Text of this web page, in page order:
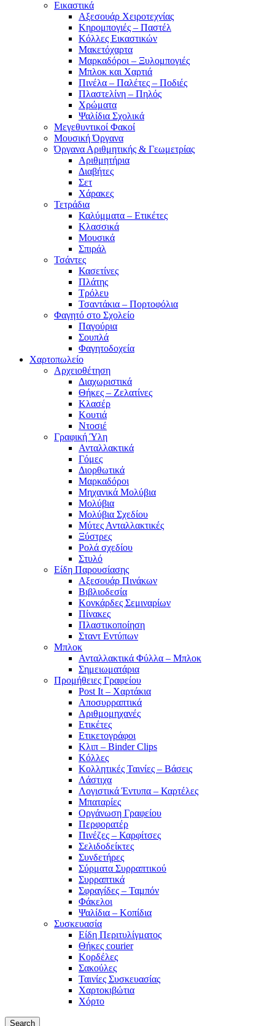
Εικαστικά
Αξεσουάρ Χειροτεχνίας
Κηρομπογιές – Παστέλ
Κόλλες Εικαστικών
Μακετόχαρτα
Μαρκαδόροι – Ξυλομπογιές
Μπλοκ και Χαρτιά
Πινέλα – Παλέτες – Ποδιές
Πλαστελίνη – Πηλός
Χρώματα
Ψαλίδια Σχολικά
Μεγεθυντικοί Φακοί
Μουσική Όργανα
Όργανα Αριθμητικής & Γεωμετρίας
Αριθμητήρια
Διαβήτες
Σετ
Χάρακες
Τετράδια
Καλύμματα – Ετικέτες
Κλασσικά
Μουσικά
Σπιράλ
Τσάντες
Κασετίνες
Πλάτης
Τρόλευ
Τσαντάκια – Πορτοφόλια
Φαγητό στο Σχολείο
Παγούρια
Σουπλά
Φαγητοδοχεία
Χαρτοπωλείο
Αρχειοθέτηση
Διαχωριστικά
Θήκες – Ζελατίνες
Κλασέρ
Κουτιά
Ντοσιέ
Γραφική Ύλη
Ανταλλακτικά
Γόμες
Διορθωτικά
Μαρκαδόροι
Μηχανικά Μολύβια
Μολύβια
Μολύβια Σχεδίου
Μύτες Ανταλλακτικές
Ξύστρες
Ρολά σχεδίου
Στυλό
Είδη Παρουσίασης
Αξεσουάρ Πινάκων
Βιβλιοδεσία
Κονκάρδες Σεμιναρίων
Πίνακες
Πλαστικοποίηση
Σταντ Εντύπων
Μπλοκ
Ανταλλακτικά Φύλλα – Μπλοκ
Σημειωματάρια
Προμήθειες Γραφείου
Post It – Χαρτάκια
Αποσυρραπτικά
Αριθμομηχανές
Ετικέτες
Ετικετογράφοι
Κλιπ – Binder Clips
Κόλλες
Κολλητικές Ταινίες – Βάσεις
Λάστιχα
Λογιστικά Έντυπα – Καρτέλες
Μπαταρίες
Οργάνωση Γραφείου
Περφορατέρ
Πινέζες – Καρφίτσες
Σελιδοδείκτες
Συνδετήρες
Σύρματα Συρραπτικού
Συρραπτικά
Σφραγίδες – Ταμπόν
Φάκελοι
Ψαλίδια – Κοπίδια
Συσκευασία
Είδη Περιτυλίγματος
Θήκες courier
Κορδέλες
Σακούλες
Ταινίες Συσκευασίας
Χαρτοκιβώτια
Χόρτο
Search